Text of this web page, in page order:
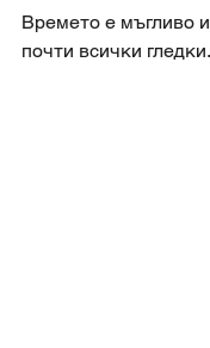
Времето е мъгливо
почти всички гледки.